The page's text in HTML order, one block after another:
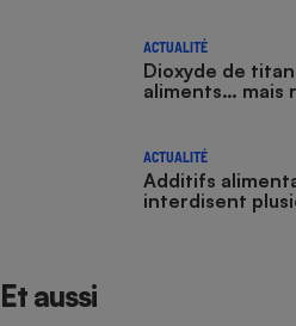
ACTUALITÉ
Dioxyde de
aliments… mais
ACTUALITÉ
Additifs
interdisent
Et aussi